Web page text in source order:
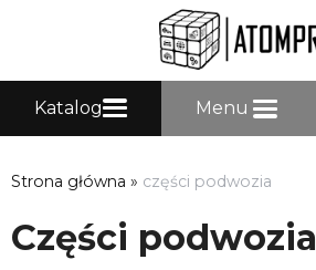
Katalog Menu
Strona główna » części podwozia
Części podwozia